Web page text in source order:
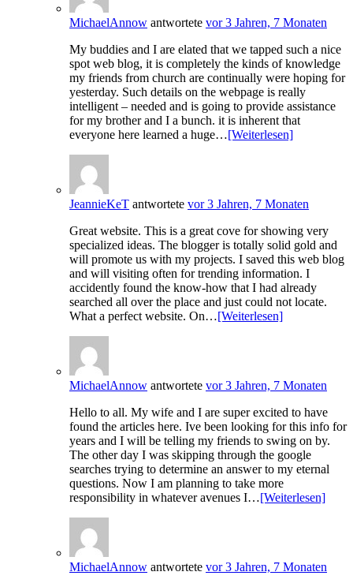
MichaelAnnow antwortete vor 3 Jahren, 7 Monaten
My buddies and I are elated that we tapped such a nice
spot web blog, it is completely the kinds of knowledge
my friends from church are continually were hoping for
yesterday. Such details on the webpage is really
intelligent – needed and is going to provide assistance
for my brother and I a bunch. it is inherent that
everyone here learned a huge…[Weiterlesen]
JeannieKeT antwortete vor 3 Jahren, 7 Monaten
Great website. This is a great cove for showing very
specialized ideas. The blogger is totally solid gold and
will promote us with my projects. I saved this web blog
and will visiting often for trending information. I
accidently found the know-how that I had already
searched all over the place and just could not locate.
What a perfect website. On…[Weiterlesen]
MichaelAnnow antwortete vor 3 Jahren, 7 Monaten
Hello to all. My wife and I are super excited to have
found the articles here. Ive been looking for this info for
years and I will be telling my friends to swing on by.
The other day I was skipping through the google
searches trying to determine an answer to my eternal
questions. Now I am planning to take more
responsibility in whatever avenues I…[Weiterlesen]
MichaelAnnow antwortete vor 3 Jahren, 7 Monaten